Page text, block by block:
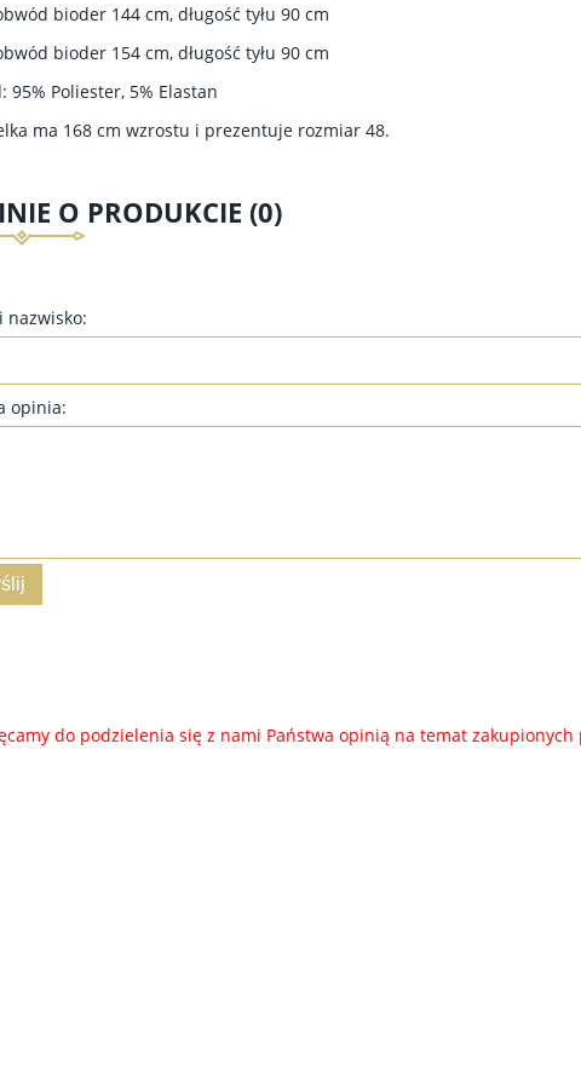
79,00 zł 89,00 zł
bioder 144 cm, długość tyłu 90 cm
bioder 154 cm, długość tyłu 90 cm
95% Poliester, 5% Elastan
ma 168 cm wzrostu i prezentuje rozmiar 48.
O PRODUKCIE (0)
nazwisko:
opinia:
do podzielenia się z nami Państwa opinią na temat zakupionych